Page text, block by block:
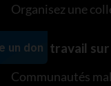
Organisez une
Notre travail sur
Communautés